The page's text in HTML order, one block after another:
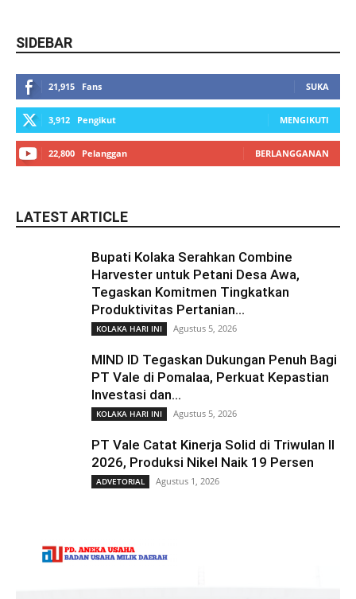
SIDEBAR
21,915 Fans SUKA
3,912 Pengikut MENGIKUTI
22,800 Pelanggan BERLANGGANAN
LATEST ARTICLE
Bupati Kolaka Serahkan Combine
Harvester untuk Petani Desa Awa,
Tegaskan Komitmen Tingkatkan
Produktivitas Pertanian...
KOLAKA HARI INI Agustus 5, 2026
MIND ID Tegaskan Dukungan Penuh Bagi
PT Vale di Pomalaa, Perkuat Kepastian
Investasi dan...
KOLAKA HARI INI Agustus 5, 2026
PT Vale Catat Kinerja Solid di Triwulan II
2026, Produksi Nikel Naik 19 Persen
ADVETORIAL Agustus 1, 2026